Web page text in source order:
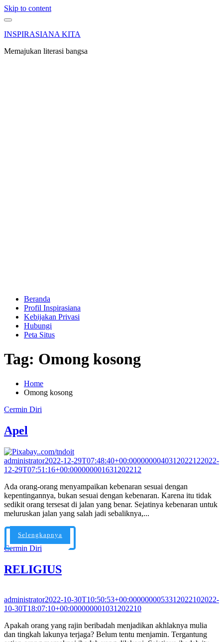
Skip to content
INSPIRASIANA KITA
Memajukan literasi bangsa
Beranda
Profil Inspirasiana
Kebijakan Privasi
Hubungi
Peta Situs
Tag: Omong kosong
Home
Omong kosong
Cermin Diri
Apel
administrator2022-12-29T07:48:40+00:0000000040312022122022-
12-29T07:51:16+00:000000001631202212
Ada orang-orang menyampaikan kebenaran sesuai dengan
kepentingannya, bukan sesuai dengan kebenaran. Karena itu tidak
sedikit orang tersesat di jalan yang benar. Sejatinya kebenaran untuk
meluruskan jalan yang salah jadi sebaliknya,...
Selengkapnya
Cermin Diri
RELIGIUS
administrator2022-10-30T10:50:53+00:0000000053312022102022-
10-30T18:07:10+00:000000001031202210
Apakah orang yang rajin beribadah menjadikan akhlaknya mulia
dan tingkah lakunya terjaga? Belum tentu menjamin. Tergantung